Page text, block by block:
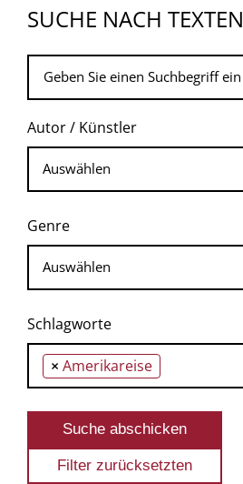
SUCHE NACH TEXTEN
Autor / Künstler
Genre
Schlagworte
× Amerikareise